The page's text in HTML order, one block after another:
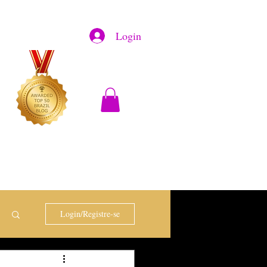
Login
Login/Registre-se